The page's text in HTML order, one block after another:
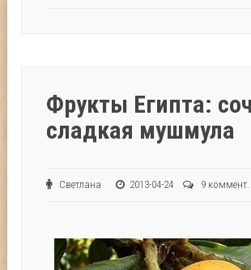
Фрукты Египта:
сладкая мушмула
Светлана 2013-04-24 9 коммент.